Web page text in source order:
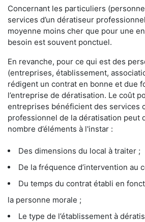
Concernant les particuliers
services d’un dératiseur
moyenne moins cher que pour une
besoin est souvent ponctuel.
En revanche, pour ce qui est des
(entreprises, établissement,
rédigent un contrat en bonne et due
l’entreprise de dératisation. Le coût
entreprises bénéficient des services
professionnel de la dératisation peut
nombre d’éléments à l'instar :
Des dimensions du local à traiter ;
De la fréquence d’intervention au
Du temps du contrat établi en
la personne morale ;
Le type de l’établissement à